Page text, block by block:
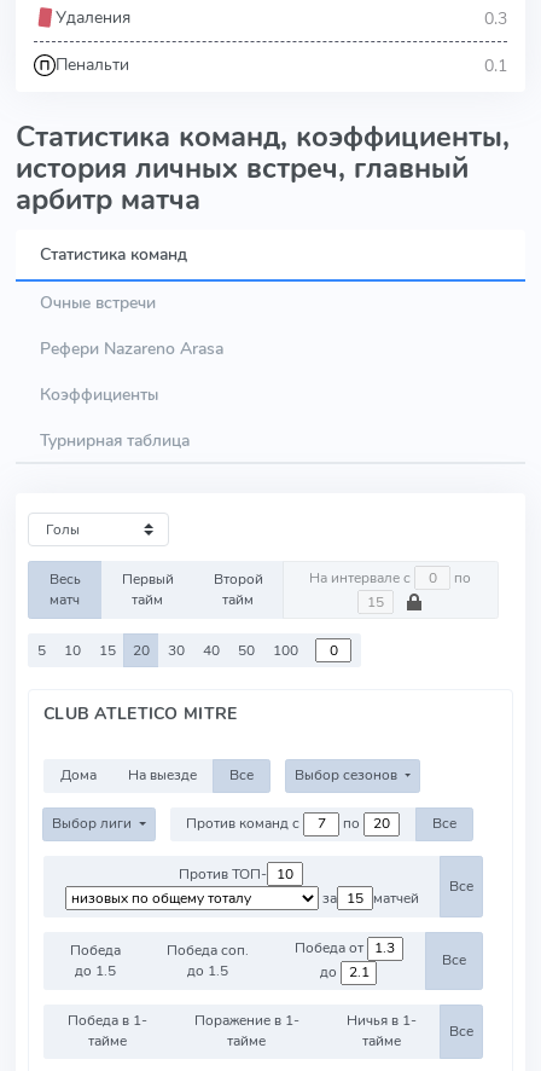
Удаления 0.3
Пенальти 0.1
Статистика команд, коэффициенты,
история личных встреч, главный
арбитр матча
Статистика команд
Очные встречи
Рефери Nazareno Arasa
Коэффициенты
Турнирная таблица
Весь
матч
Первый
тайм
Второй
тайм
На интервале с по
5 10 15 20 30 40 50 100
CLUB ATLETICO MITRE
Дома На выезде Все Выбор сезонов
Выбор лиги Против команд с по Все
Против ТОП-
за
матчей
Все
Победа
до 1.5
Победа соп.
до 1.5
Победа от
до
Все
Победа в 1-
тайме
Поражение в 1-
тайме
Ничья в 1-
тайме
Все